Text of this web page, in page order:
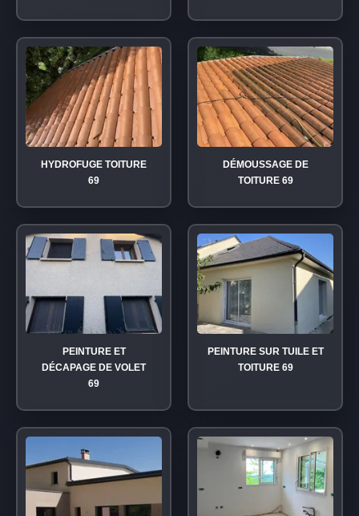
HYDROFUGE TOITURE
69
DÉMOUSSAGE DE
TOITURE 69
PEINTURE ET
DÉCAPAGE DE VOLET
69
PEINTURE SUR TUILE ET
TOITURE 69